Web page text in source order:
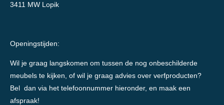
3411 MW Lopik
Openingstijden:
Wil je graag langskomen om tussen de nog onbeschilderde
meubels te kijken, of wil je graag advies over verfproducten?
Bel dan via het telefoonnummer hieronder, en maak een
afspraak!